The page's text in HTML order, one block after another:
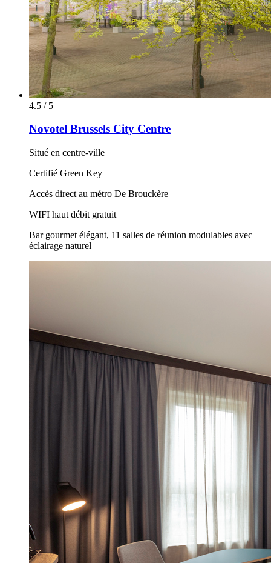
4.5 / 5
Novotel Brussels City Centre
Situé en centre-ville
Certifié Green Key
Accès direct au métro De Brouckère
WIFI haut débit gratuit
Bar gourmet élégant, 11 salles de réunion modulables avec
éclairage naturel